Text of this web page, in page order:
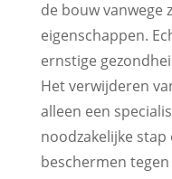
de bouw vanwege
eigenschappen.
ernstige
Het verwijderen
alleen een
noodzakelijke
beschermen